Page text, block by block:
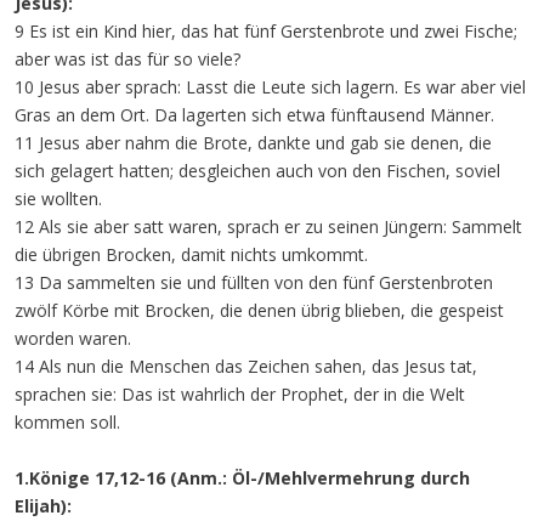
9 Es ist ein Kind hier, das hat fünf Gerstenbrote und zwei Fische;
aber was ist das für so viele?
10 Jesus aber sprach: Lasst die Leute sich lagern. Es war aber viel
Gras an dem Ort. Da lagerten sich etwa fünftausend Männer.
11 Jesus aber nahm die Brote, dankte und gab sie denen, die
sich gelagert hatten; desgleichen auch von den Fischen, soviel
sie wollten.
12 Als sie aber satt waren, sprach er zu seinen Jüngern: Sammelt
die übrigen Brocken, damit nichts umkommt.
13 Da sammelten sie und füllten von den fünf Gerstenbroten
zwölf Körbe mit Brocken, die denen übrig blieben, die gespeist
worden waren.
14 Als nun die Menschen das Zeichen sahen, das Jesus tat,
sprachen sie: Das ist wahrlich der Prophet, der in die Welt
kommen soll.
1.Könige 17,12-16 (Anm.: Öl-/Mehlvermehrung durch
Elijah):